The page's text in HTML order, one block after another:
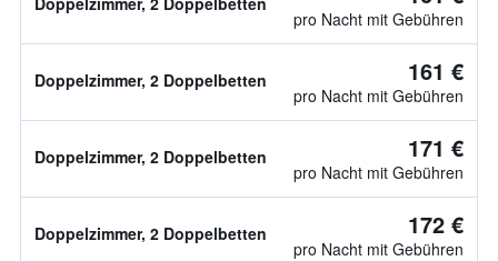
pro Nacht mit Gebühren
Doppelzimmer, 2 Doppelbetten 161 €
pro Nacht mit Gebühren
Doppelzimmer, 2 Doppelbetten 171 €
pro Nacht mit Gebühren
Doppelzimmer, 2 Doppelbetten 172 €
pro Nacht mit Gebühren